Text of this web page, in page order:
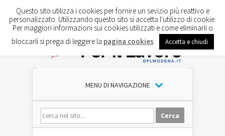
MENU DI NAVIGAZIONE
Questo sito utilizza i cookies per fornire un sevizio più reattivo e
personalizzato. Utilizzando questo sito si accetta l'utilizzo di cookie.
Per maggiori informazioni sui cookies utilizzati e come eliminarli o
bloccarli si prega di leggere la pagina cookies Accetta e chiudi